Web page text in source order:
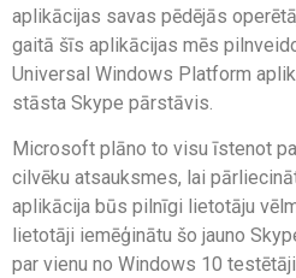
aplikācijas savas pēdējās
gaitā šīs aplikācijas mēs
Universal Windows Platform
stāsta Skype pārstāvis.
Microsoft plāno to visu īstenot
cilvēku atsauksmes, lai
aplikācija būs pilnīgi lietotāju
lietotāji iemēģinātu šo jauno
par vienu no Windows 10